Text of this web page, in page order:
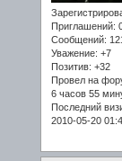
Приглашений:
Сообщений: 121
Уважение: +7
Позитив: +32
Провел на
6 часов 55
Последний
2010-05-20